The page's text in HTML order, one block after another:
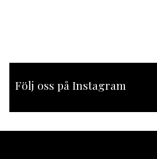
Följ oss på Instagram